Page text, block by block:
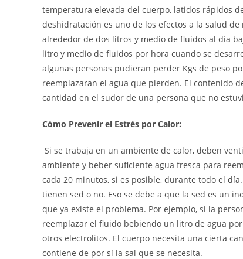
temperatura elevada del cuerpo, latidos rápidos
deshidratación es uno de los efectos a la salud
alrededor de dos litros y medio de fluidos al día
litro y medio de fluidos por hora cuando se
algunas personas pudieran perder Kgs de peso
reemplazaran el agua que pierden. El contenido
cantidad en el sudor de una persona que no
Cómo Prevenir el Estrés por Calor:
Si se trabaja en un ambiente de calor, deben
ambiente y beber suficiente agua fresca para
cada 20 minutos, si es posible, durante todo el
tienen sed o no. Eso se debe a que la sed es un
que ya existe el problema. Por ejemplo, si la
reemplazar el fluido bebiendo un litro de agua
otros electrolitos. El cuerpo necesita una cierta
contiene de por sí la sal que se necesita.